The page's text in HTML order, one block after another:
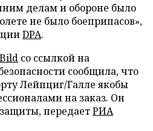
делам и обороне было
не было боеприпасов»,
DPA.
Bild со ссылкой на
сообщила, что
Лейпциг/Галле якобы
на заказ. Он
передаетРИА